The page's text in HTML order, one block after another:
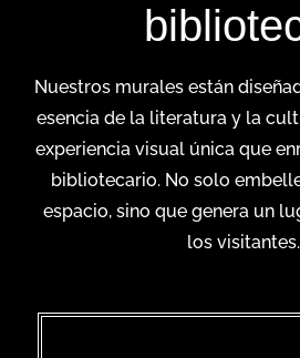
Nuestros murales están
esencia de la literatura y la
experiencia visual única que
bibliotecario. No solo
espacio, sino que genera un
los visitantes.